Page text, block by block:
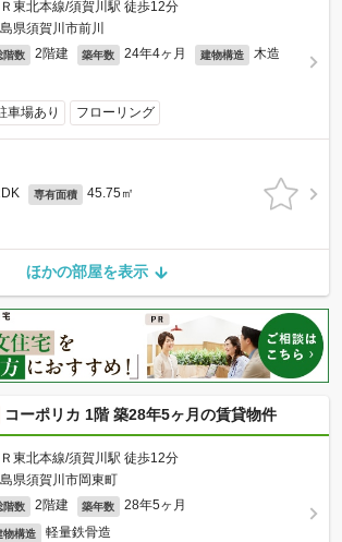
Ｒ東北本線/須賀川駅 徒歩12分
県須賀川市前川
階数 2階建 築年数 24年4ヶ月 建物構造 木造
車場あり フローリング
専有面積 45.75㎡
ほかの部屋を表示
コーポリカ 1階 築28年5ヶ月の賃貸物件
Ｒ東北本線/須賀川駅 徒歩12分
県須賀川市岡東町
階数 2階建 築年数 28年5ヶ月
物構造 軽量鉄骨造